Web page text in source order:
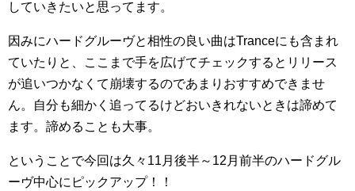
していきたいと思ってます。
因みにハードグルーヴと相性の良い曲はTranceにも含まれ
ていたりと、ここまで手を広げてチェックするとリリース
が追いつかなくて崩壊するのであまりおすすめできませ
ん。自分も細かく追ってるけどおいきれないときは諦めて
ます。諦めることも大事。
ということで今回は久々11月後半～12月前半のハードグル
ーヴ中心にピックアップ！！